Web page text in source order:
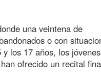
una veintena de
o con
los 17 años, los jóvenes
ofrecido un recital